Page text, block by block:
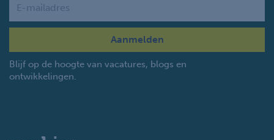
Blijf op de hoogte van vacatures, blogs en
ontwikkelingen.